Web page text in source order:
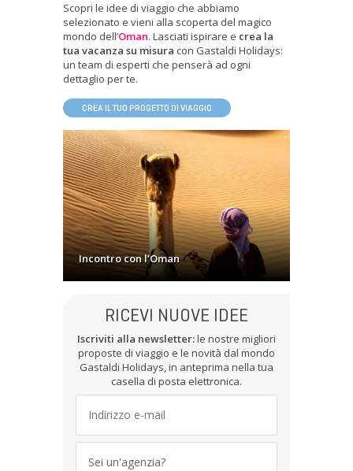
Scopri le idee di viaggio che abbiamo
selezionato e vieni alla scoperta del magico
mondo dell’Oman. Lasciati ispirare e crea la
tua vacanza su misura con Gastaldi Holidays:
un team di esperti che penserà ad ogni
dettaglio per te.
CREA IL TUO PROGETTO DI VIAGGIO
Incontro con l’Oman
RICEVI NUOVE IDEE
Iscriviti alla newsletter:le nostre migliori
proposte di viaggio e le novità dal mondo
Gastaldi Holidays, in anteprima nella tua
casella di posta elettronica.
Sei un'agenzia?